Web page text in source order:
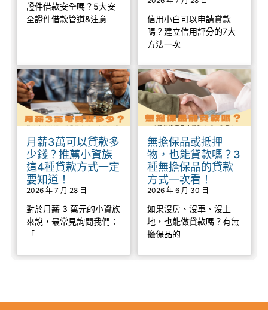
證件借款安全嗎？5大安
全證件借款管道&注意
信用小白可以申請貸款
嗎？建立信用評分的7大
方法一次
月薪3萬可以貸款多
少錢？推薦小資族
這4種貸款方式一定
要知道！
2026 年 7 月 28 日
對於月薪 3 萬元的小資族
來說，最常見詢問我們：
「
無擔保品或抵押
物，也能貸款嗎？3
種無擔保品的貸款
方式一次看！
2026 年 6 月 30 日
如果沒房、沒車、沒土
地，也能做貸款嗎？有無
擔保品的